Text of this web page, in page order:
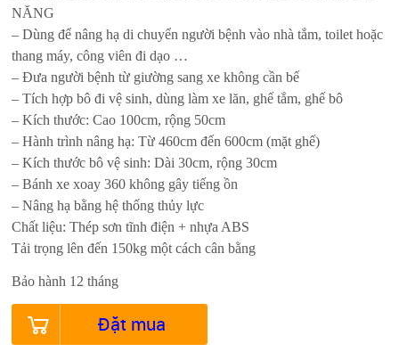
NĂNG
– Dùng để nâng hạ di chuyển người bệnh vào nhà tắm, toilet hoặc
thang máy, công viên đi dạo …
– Đưa người bệnh từ giường sang xe không cần bế
– Tích hợp bô đi vệ sinh, dùng làm xe lăn, ghế tắm, ghế bô
– Kích thước: Cao 100cm, rộng 50cm
– Hành trình nâng hạ: Từ 460cm đến 600cm (mặt ghế)
– Kích thước bô vệ sinh: Dài 30cm, rộng 30cm
– Bánh xe xoay 360 không gây tiếng ồn
– Nâng hạ bằng hệ thống thủy lực
Chất liệu: Thép sơn tĩnh điện + nhựa ABS
Tải trọng lên đến 150kg một cách cân bằng
Bảo hành 12 tháng
Đặt mua